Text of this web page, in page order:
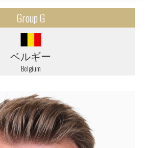
Group G
ベルギー
Belgium